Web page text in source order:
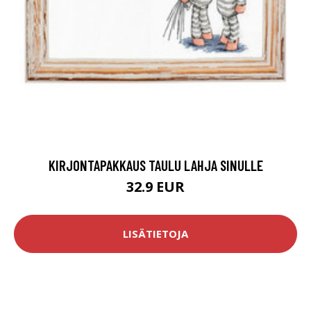
KIRJONTAPAKKAUS TAULU LAHJA SINULLE
32.9 EUR
LISÄTIETOJA